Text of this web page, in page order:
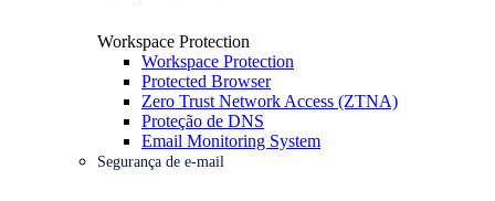
Workspace Protection
Workspace Protection
Protected Browser
Zero Trust Network Access (ZTNA)
Proteção de DNS
Email Monitoring System
Segurança de e-mail